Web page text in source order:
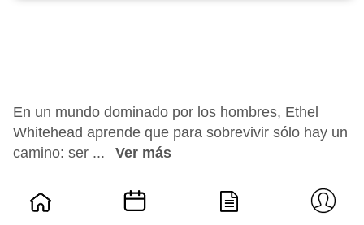
En un mundo dominado por los hombres, Ethel
Whitehead aprende que para sobrevivir sólo hay un
camino: ser ...
Ver más